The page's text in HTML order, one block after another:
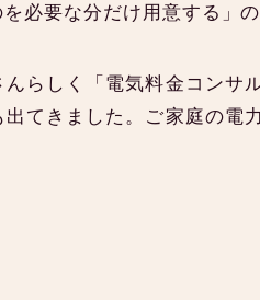
必要な分だけ用意する」の
らしく「電気料金コン
てきました。ご家庭の